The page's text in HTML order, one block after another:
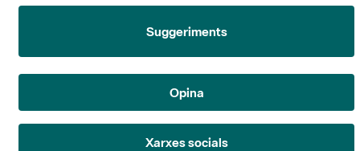
Suggeriments
Opina
Xarxes socials